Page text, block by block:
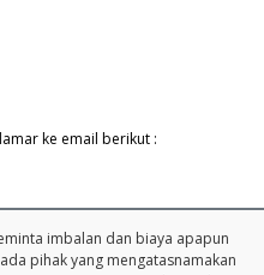
ke email berikut :
imbalan dan biaya apapun
pihak yang mengatasnamakan